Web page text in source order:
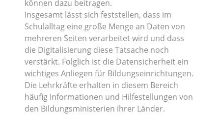
können dazu beitragen.
Insgesamt lässt sich feststellen, dass im
Schulalltag eine große Menge an Daten von
mehreren Seiten verarbeitet wird und dass
die Digitalisierung diese Tatsache noch
verstärkt. Folglich ist die Datensicherheit ein
wichtiges Anliegen für Bildungseinrichtungen.
Die Lehrkräfte erhalten in diesem Bereich
häufig Informationen und Hilfestellungen von
den Bildungsministerien ihrer Länder.